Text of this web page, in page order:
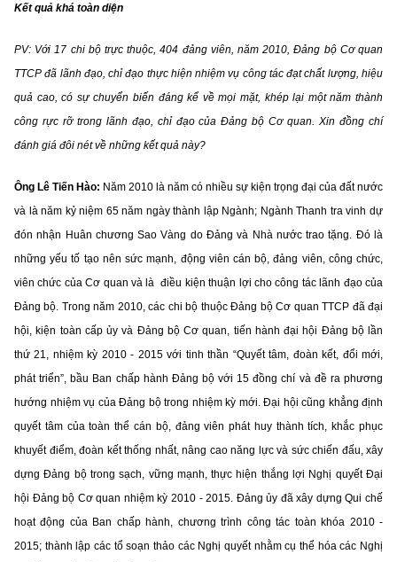
Kết quả khá toàn diện
PV: Với 17 chi bộ trực thuộc, 404 đảng viên, năm 2010, Đảng bộ Cơ quan
TTCP đã lãnh đạo, chỉ đạo thực hiện nhiệm vụ công tác đạt chất lượng, hiệu
quả cao, có sự chuyển biến đáng kể về mọi mặt, khép lại một năm thành
công rực rỡ trong lãnh đạo, chỉ đạo của Đảng bộ Cơ quan. Xin đồng chí
đánh giá đôi nét về những kết quả này?
Ông Lê Tiến Hào: Năm 2010 là năm có nhiều sự kiện trọng đại của đất nước
và là năm kỷ niệm 65 năm ngày thành lập Ngành; Ngành Thanh tra vinh dự
đón nhận Huân chương Sao Vàng do Đảng và Nhà nước trao tặng. Đó là
những yếu tố tạo nên sức mạnh, động viên cán bộ, đảng viên, công chức,
viên chức của Cơ quan và là điều kiện thuận lợi cho công tác lãnh đạo của
Đảng bộ. Trong năm 2010, các chi bộ thuộc Đảng bộ Cơ quan TTCP đã đại
hội, kiện toàn cấp ủy và Đảng bộ Cơ quan, tiến hành đại hội Đảng bộ lần
thứ 21, nhiệm kỳ 2010 - 2015 với tinh thần “Quyết tâm, đoàn kết, đổi mới,
phát triển”, bầu Ban chấp hành Đảng bộ với 15 đồng chí và đề ra phương
hướng nhiệm vụ của Đảng bộ trong nhiệm kỳ mới. Đại hội cũng khẳng định
quyết tâm của toàn thể cán bộ, đảng viên phát huy thành tích, khắc phục
khuyết điểm, đoàn kết thống nhất, nâng cao năng lực và sức chiến đấu, xây
dựng Đảng bộ trong sạch, vững mạnh, thực hiện thắng lợi Nghị quyết Đại
hội Đảng bộ Cơ quan nhiệm kỳ 2010 - 2015. Đảng ủy đã xây dựng Qui chế
hoạt động của Ban chấp hành, chương trình công tác toàn khóa 2010 -
2015; thành lập các tổ soạn thảo các Nghị quyết nhằm cụ thể hóa các Nghị